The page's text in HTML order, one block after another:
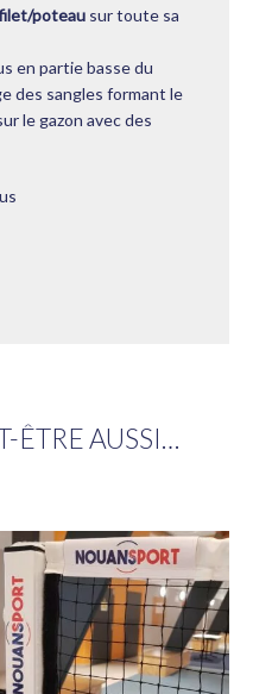
poteausur toute sa
en partie basse du
des sangles formant le
le gazon avec des
ÊTRE AUSSI…